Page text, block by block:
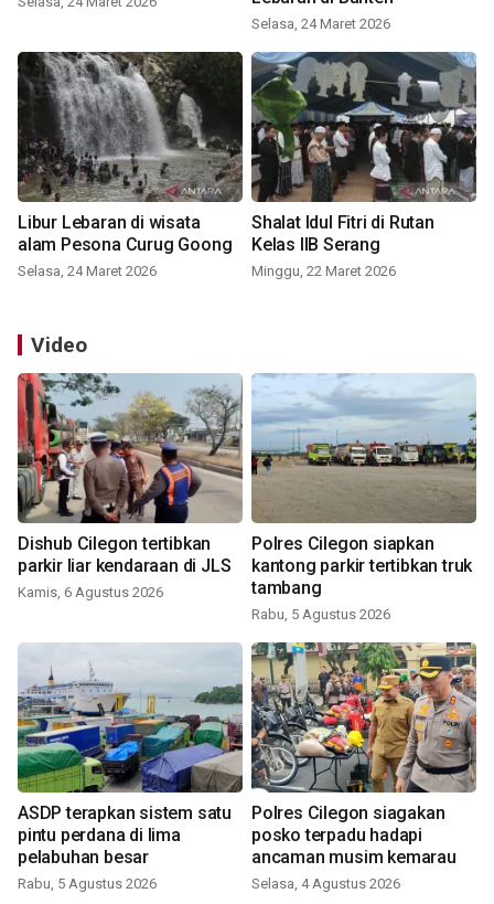
Selasa, 24 Maret 2026
Libur Lebaran di wisata
alam Pesona Curug Goong
Selasa, 24 Maret 2026
Shalat Idul Fitri di Rutan
Kelas IIB Serang
Minggu, 22 Maret 2026
Video
Dishub Cilegon tertibkan
parkir liar kendaraan di JLS
Kamis, 6 Agustus 2026
Polres Cilegon siapkan
kantong parkir tertibkan truk
tambang
Rabu, 5 Agustus 2026
ASDP terapkan sistem satu
pintu perdana di lima
pelabuhan besar
Rabu, 5 Agustus 2026
Polres Cilegon siagakan
posko terpadu hadapi
ancaman musim kemarau
Selasa, 4 Agustus 2026